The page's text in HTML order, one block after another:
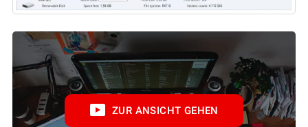
ZUR ANSICHT GEHEN